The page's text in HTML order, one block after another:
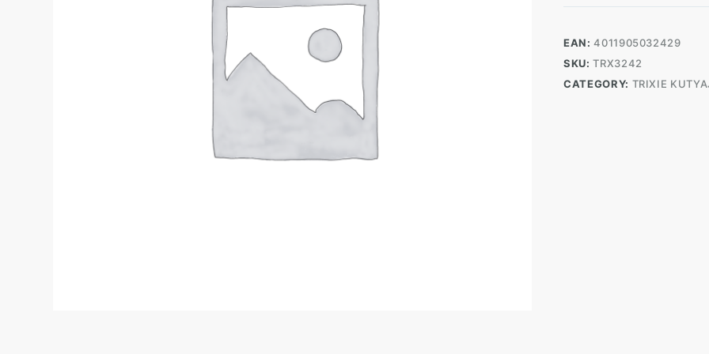
11cm
quantity
EAN:4011905032429
SKU:TRX3242
CATEGORY: TRIXIE